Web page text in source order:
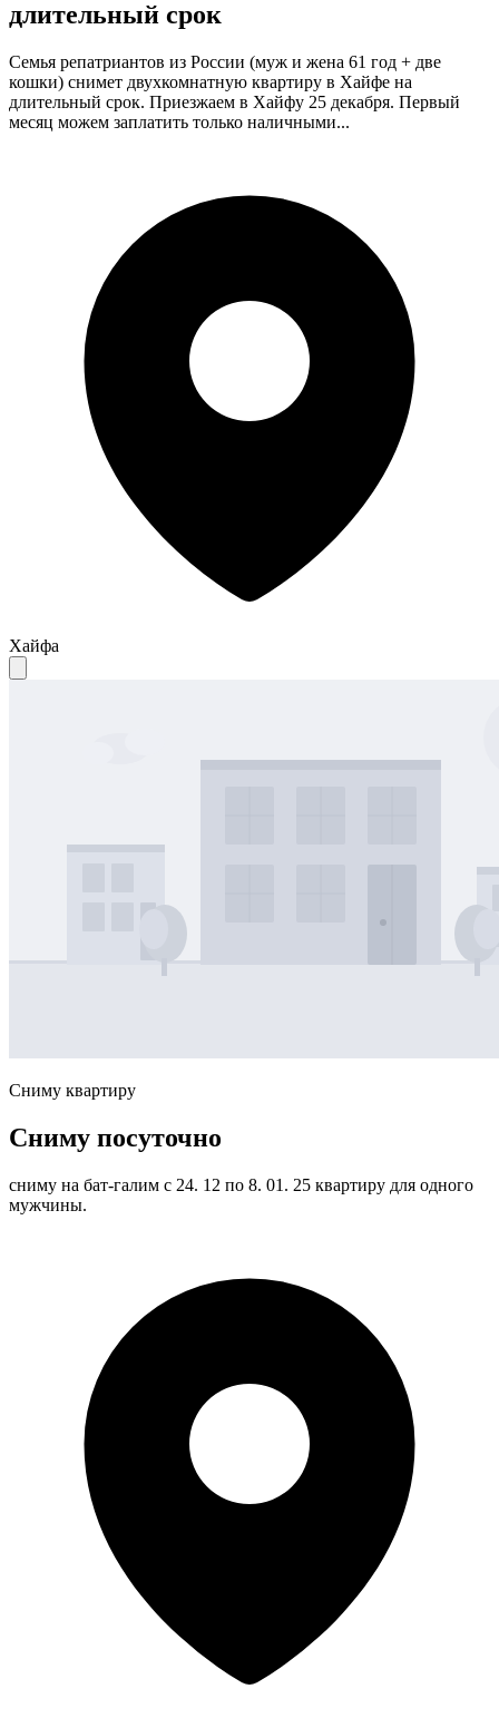
длительный срок
Семья репатриантов из России (муж и жена 61 год + две
кошки) снимет двухкомнатную квартиру в Хайфе на
длительный срок. Приезжаем в Хайфу 25 декабря. Первый
месяц можем заплатить только наличными...
Хайфа
Сниму квартиру
Сниму посуточно
сниму на бат-галим с 24. 12 по 8. 01. 25 квартиру для одного
мужчины.